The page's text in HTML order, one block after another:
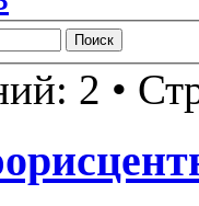
2 •